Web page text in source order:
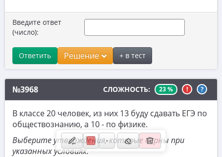
14. Вычисления с дробями
15. Проценты и пропорции
16. Значения выражений
17. Уравнения
18. Неравенства и числовая прямая
19. Свойства чисел
20. Текстовые задачи
21. Нестандартные задачи
Введите ответ
(число):
Ответить Решение + в тест
№3968 СЛОЖНОСТЬ: 23 % ! ?
В классе 20 человек, из них 13 буду сдавать ЕГЭ по
обществознанию, а 10 - по физике.
Выберите утверждения, которые верны при
указанных условиях.